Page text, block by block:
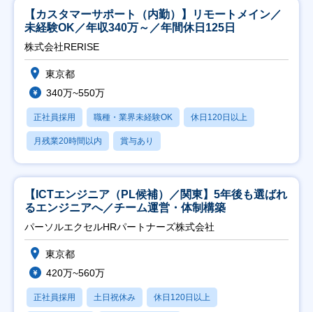
【カスタマーサポート（内勤）】リモートメイン／
未経験OK／年収340万～／年間休日125日
株式会社RERISE
東京都
340万~550万
正社員採用 職種・業界未経験OK 休日120日以上
月残業20時間以内 賞与あり
【ICTエンジニア（PL候補）／関東】5年後も選ばれ
るエンジニアへ／チーム運営・体制構築
パーソルエクセルHRパートナーズ株式会社
東京都
420万~560万
正社員採用 土日祝休み 休日120日以上